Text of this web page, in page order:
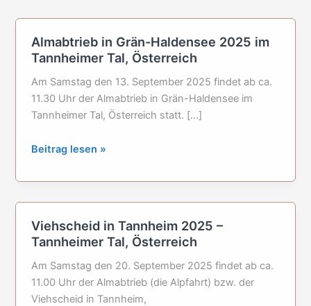
Almabtrieb in Grän-Haldensee 2025 im
Tannheimer Tal, Österreich
Am Samstag den 13. September 2025 findet ab ca.
11.30 Uhr der Almabtrieb in Grän-Haldensee im
Tannheimer Tal, Österreich statt. […]
Almabtrieb
Grän-
im
Tannheimer
Tal,
Österreich
Beitrag lesen »
Viehscheid in Tannheim 2025 –
Tannheimer Tal, Österreich
Am Samstag den 20. September 2025 findet ab ca.
11.00 Uhr der Almabtrieb (die Alpfahrt) bzw. der
Viehscheid in Tannheim,